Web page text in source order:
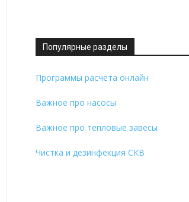
Популярные разделы
Программы расчета онлайн
Важное про насосы
Важное про тепловые завесы
Чистка и дезинфекция СКВ